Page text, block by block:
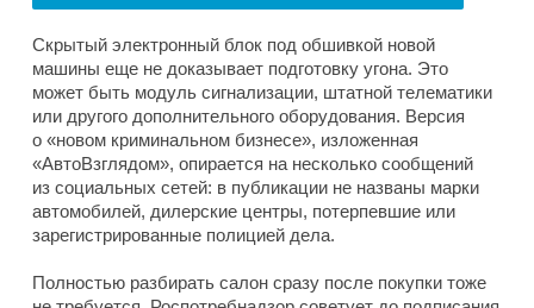
Скрытый электронный блок под обшивкой новой
машины еще не доказывает подготовку угона. Это
может быть модуль сигнализации, штатной телематики
или другого дополнительного оборудования. Версия
о «новом криминальном бизнесе», изложенная
«АвтоВзглядом», опирается на несколько сообщений
из социальных сетей: в публикации не названы марки
автомобилей, дилерские центры, потерпевшие или
зарегистрированные полицией дела.
Полностью разбирать салон сразу после покупки тоже